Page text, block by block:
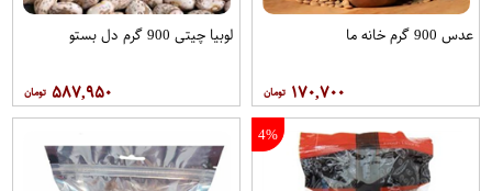
عدس 900 گرم خانه ما
۱۷۰,۷۰۰
لوبیا چیتی 900 گرم دل بستو
۵۸۷,۹۵۰
4%